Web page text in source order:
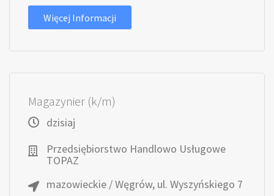
Więcej Informacji
Magazynier (k/m)
dzisiaj
Przedsiębiorstwo Handlowo Usługowe
TOPAZ
mazowieckie / Węgrów, ul. Wyszyńskiego 7